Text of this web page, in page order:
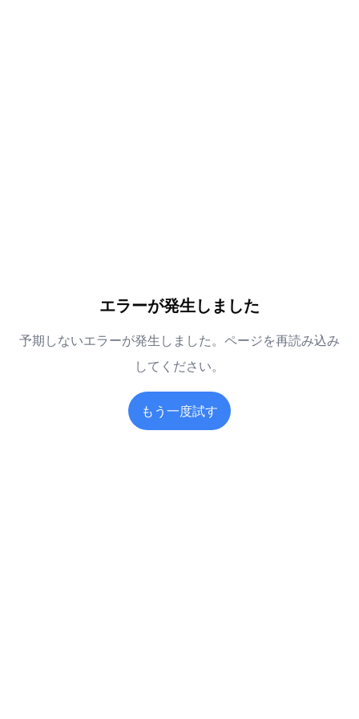
エラーが発生しました
予期しないエラーが発生しました。ページを再読み込み
してください。
もう一度試す